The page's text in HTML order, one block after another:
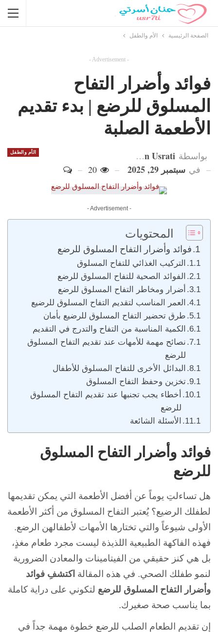
الصفحة الرئيسية الأم والطفل
- Advertisement -
فوائد وأضرار التفاح
المسلوق للرضع | بدء تقديم
الأطعمة الصلبة
الأم والطفل بواسطة Hanan Usrati
في سبتمبر 29, 2025
- Advertisement -
المحتويات
فوائد وأضرار التفاح المسلوق للرضع
التركيب الغذائي للتفاح المسلوق
الفوائد الصحية للتفاح المسلوق للرضع
أضرار ومخاطر التفاح المسلوق للرضع
العمر المناسب لتقديم التفاح المسلوق للرضيع
طرق تحضير التفاح المسلوق للرضيع بأمان
الكمية المناسبة من التفاح والتدرج في التقديم
نصائح مهمة للأمهات عند تقديم التفاح المسلوق
للرضع
البدائل الأخرى للتفاح المسلوق للأطفال
تخزين وحفظ التفاح المسلوق
أخطاء يجب تجنبها عند تقديم التفاح المسلوق
للرضع
الأسئلة الشائعة
فوائد وأضرار التفاح المسلوق
للرضع
هل تساءلتِ يوماً عن أفضل الأطعمة التي يمكن تقديمها
لطفلك الرضيع؟ يُعتبر التفاح المسلوق من أكثر الأطعمة
الأولى شيوعاً والتي تختارها الأمهات لأطفالهن الرضع.
فهذه الفاكهة الطبيعية اللذيذة ليست مجرد طعام مغذٍ،
بل هي كنز حقيقي من الفيتامينات والمعادن الضرورية
لنمو طفلك الصحي. في هذه المقالة اكتشفِ فوائد
وأضرار التفاح المسلوق للرضع لتكوني على دراية كاملة
بما يناسب صحة صغيرك.
إن تقديم الطعام الصلب للرضع خطوة مهمة جداً في